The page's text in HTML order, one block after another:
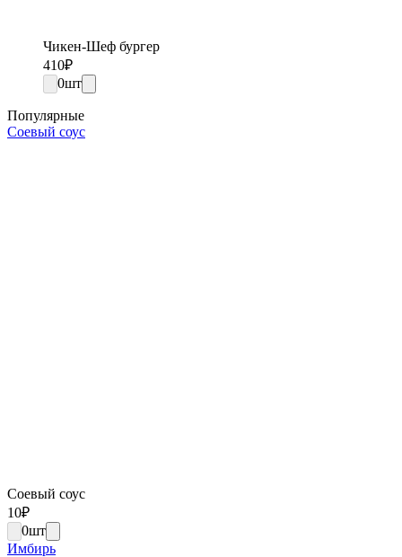
Чикен-Шеф бургер
410₽
0шт
Популярные
Соевый соус
Соевый соус
10₽
0шт
Имбирь